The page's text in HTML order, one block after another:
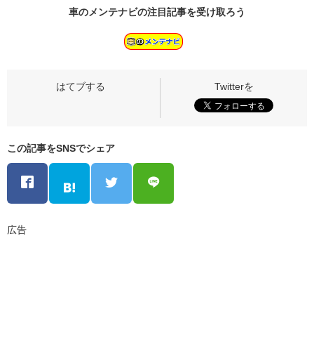
車のメンテナビの注目記事を受け取ろう
この記事をSNSでシェア
広告